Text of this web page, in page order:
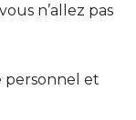
n’allez pas
personnel et